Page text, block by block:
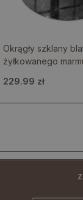
Okrągły szklany
żyłkowanego
229.99 zł